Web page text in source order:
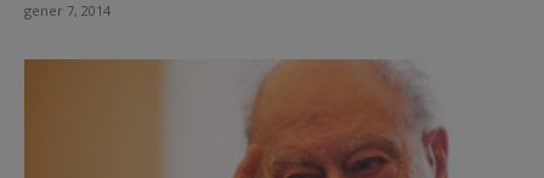
gener 7, 2014